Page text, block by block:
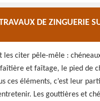
DE ZINGUERIE
les citer pêle-mêle :
et faîtage, le pied de
ces éléments, c’est leur
Les gouttières et